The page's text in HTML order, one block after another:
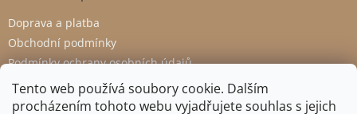
Tento web používá soubory cookie. Dalším
procházením tohoto webu vyjadřujete souhlas s jejich
Doprava a platba
Obchodní podmínky
Podmínky ochrany osobních údajů
Odstoupení od smlouvy